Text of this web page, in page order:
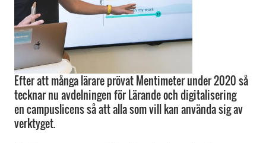
Efter att många lärare prövat Mentimeter under 2020 så
tecknar nu avdelningen för Lärande och digitalisering
en campuslicens så att alla som vill kan använda sig av
verktyget.